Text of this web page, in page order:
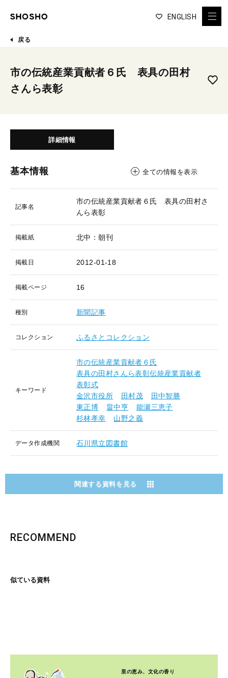
ENGLISH
戻る
市の伝統産業貢献者６氏 表具の田村
さんら表彰
詳細情報
基本情報 全ての情報を表示
記事名
市の伝統産業貢献者６氏 表具の田村さ
んら表彰
掲載紙 北中：朝刊
掲載日 2012-01-18
掲載ページ 16
種別 新聞記事
コレクション ふるさとコレクション
キーワード
市の伝統産業貢献者６氏
表具の田村さんら表彰伝統産業貢献者
表彰式
金沢市役所
田村茂
田中智勝
東正博
畠中亨
能瀬三恵子
杉林孝幸
山野之義
データ作成機関 石川県立図書館
関連する資料を見る
RECOMMEND
似ている資料
里の恵み、文化の香り